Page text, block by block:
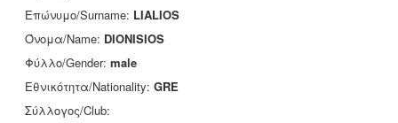
Νέα
Χορηγοί
Επικοινωνία
Επώνυμο/Surname: LIALIOS
Όνομα/Name: DIONISIOS
Φύλλο/Gender: male
Εθνικότητα/Nationality: GRE
Σύλλογος/Club: